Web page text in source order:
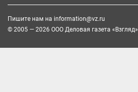
Пишите нам на information@vz.ru
© 2005 — 2026 ООО Деловая газета «Взгляд»